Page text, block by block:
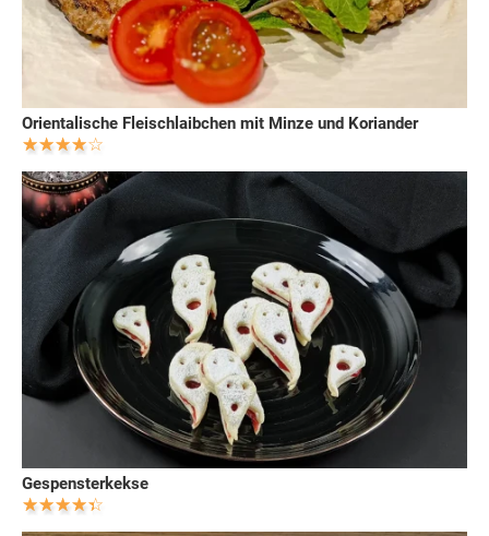
Orientalische Fleischlaibchen mit Minze und Koriander
Gespensterkekse